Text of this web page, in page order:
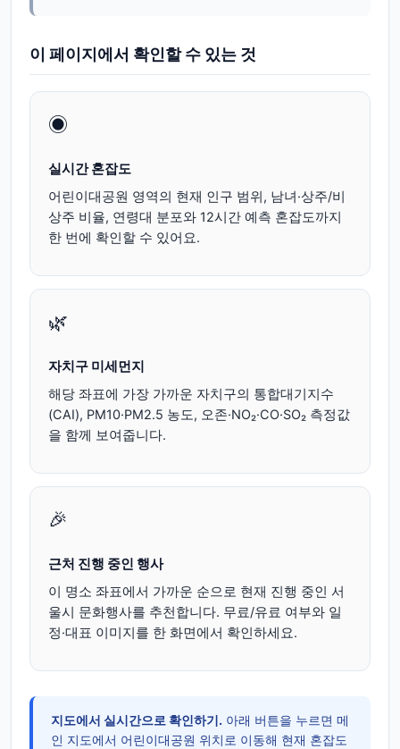
이 페이지에서 확인할 수 있는 것
◉
실시간 혼잡도
어린이대공원 영역의 현재 인구 범위, 남녀·상주/비
상주 비율, 연령대 분포와 12시간 예측 혼잡도까지
한 번에 확인할 수 있어요.
🌿
자치구 미세먼지
해당 좌표에 가장 가까운 자치구의 통합대기지수
(CAI), PM10·PM2.5 농도, 오존·NO₂·CO·SO₂ 측정값
을 함께 보여줍니다.
🎉
근처 진행 중인 행사
이 명소 좌표에서 가까운 순으로 현재 진행 중인 서
울시 문화행사를 추천합니다. 무료/유료 여부와 일
정·대표 이미지를 한 화면에서 확인하세요.
지도에서 실시간으로 확인하기. 아래 버튼을 누르면 메
인 지도에서 어린이대공원 위치로 이동해 현재 혼잡도